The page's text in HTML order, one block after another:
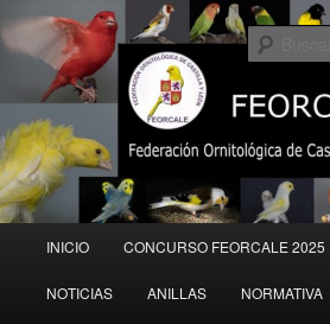
al
contenido
principal
INICIO CONCURSO FEORCALE 2025
NOTICIAS ANILLAS NORMATIVA